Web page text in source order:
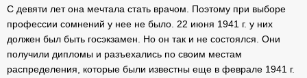
С девяти лет она мечтала стать врачом. Поэтому при выборе
профессии сомнений у нее не было. 22 июня 1941 г. у них
должен был быть госэкзамен. Но он так и не состоялся. Они
получили дипломы и разъехались по своим местам
распределения, которые были известны еще в феврале 1941 г.